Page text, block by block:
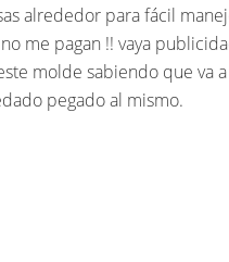
alrededor para fácil
me pagan !! vaya
molde sabiendo que
pegado al mismo.